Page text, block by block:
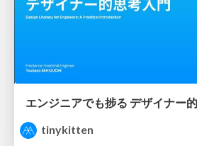
tinykitten